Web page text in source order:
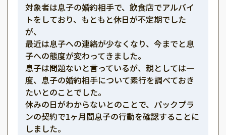
対象者は息子の婚約相手で、飲食店でアルバイ
トをしており、もともと休日が不定期でした
が、
最近は息子への連絡が少なくなり、今までと息
子への態度が変わってきました。
息子は問題ないと言っているが、親としては一
度、息子の婚約相手について素行を調べておき
たいとのことでした。
休みの日がわからないとのことで、パックプラ
ンの契約で1ヶ月間息子の行動を確認することに
しました。